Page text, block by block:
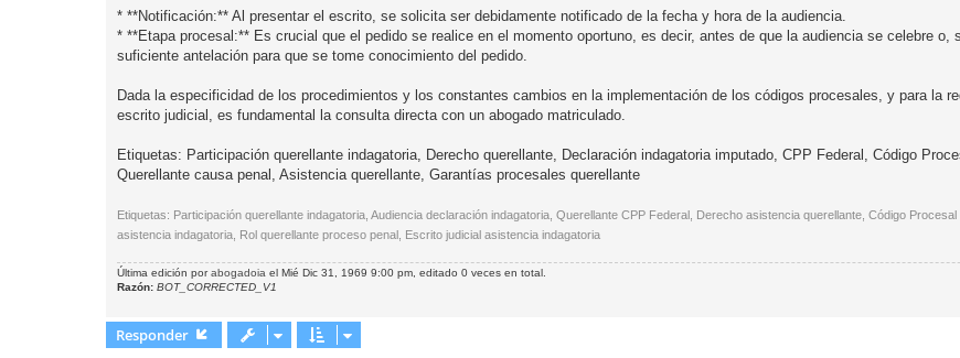
* **Notificación:** Al presentar el escrito, se solicita ser debidamente notificado de la fecha y hora de la audiencia.
* **Etapa procesal:** Es crucial que el pedido se realice en el momento oportuno, es decir, antes de que la audiencia se celebre o,
suficiente antelación para que se tome conocimiento del pedido.
Dada la especificidad de los procedimientos y los constantes cambios en la implementación de los códigos procesales, y para la
escrito judicial, es fundamental la consulta directa con un abogado matriculado.
Etiquetas: Participación querellante indagatoria, Derecho querellante, Declaración indagatoria imputado, CPP Federal, Código
Querellante causa penal, Asistencia querellante, Garantías procesales querellante
Etiquetas: Participación querellante indagatoria, Audiencia declaración indagatoria, Querellante CPP Federal, Derecho asistencia querellante, Código
asistencia indagatoria, Rol querellante proceso penal, Escrito judicial asistencia indagatoria
Última edición porabogadoia el Mié Dic 31, 1969 9:00 pm, editado 0 veces en total.
Razón: BOT_CORRECTED_V1
Responder